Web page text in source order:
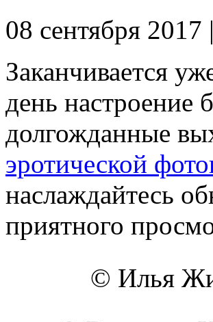
08 сентября 2017 |
Заканчивается
день настроение
долгожданные
эротической
наслаждайтесь
приятного
© Илья